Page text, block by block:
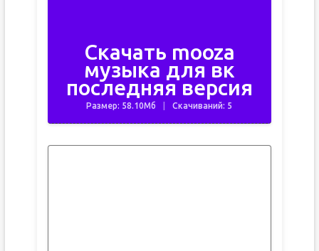
Скачать mooza
музыка для вк
последняя версия
Размер: 58.10Мб Скачиваний: 5